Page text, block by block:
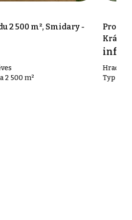
2 500 m², Smidary -
2 500 m²
info v
Hradec
Typ